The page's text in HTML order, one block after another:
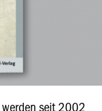
werden seit 2002